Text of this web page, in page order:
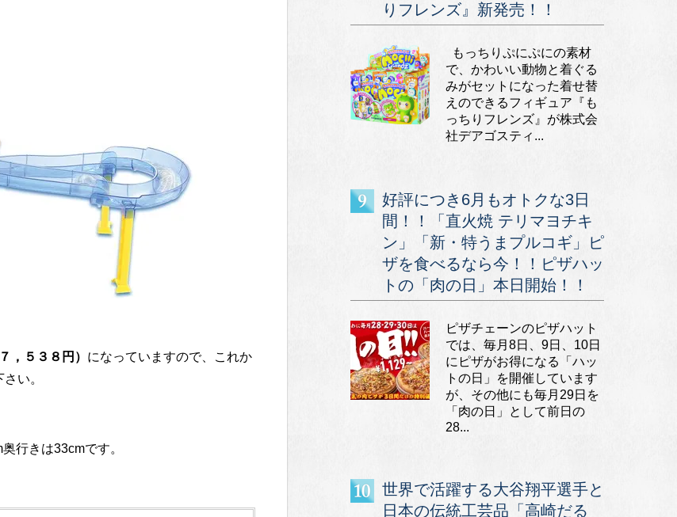
，５３８円） になっていますので、これか
い。
行きは33cmです。
りフレンズ』新発売！！
もっちりぷにぷにの素材
で、かわいい動物と着ぐる
みがセットになった着せ替
えのできるフィギュア『も
っちりフレンズ』が株式会
社デアゴスティ...
好評につき6月もオトクな3日
間！！「直火焼 テリマヨチキ
ン」「新・特うまプルコギ」ピ
ザを食べるなら今！！ピザハッ
トの「肉の日」本日開始！！
ピザチェーンのピザハット
では、毎月8日、9日、10日
にピザがお得になる「ハッ
トの日」を開催しています
が、その他にも毎月29日を
「肉の日」として前日の
28...
世界で活躍する大谷翔平選手と
日本の伝統工芸品「高崎だる